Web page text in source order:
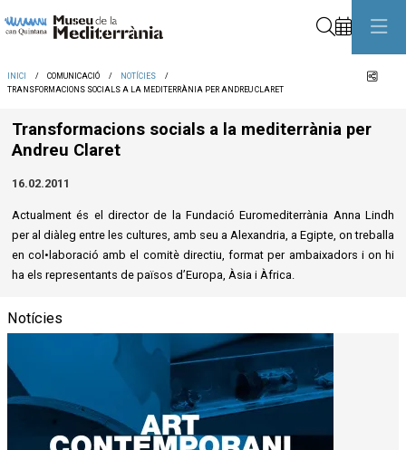
INICI COMUNICACIÓ
NOTÍCIES
TRANSFORMACIONS SOCIALS A LA MEDITERRÀNIA PER ANDREU CLARET
Transformacions socials a la mediterrània per
Andreu Claret
16.02.2011
Actualment és el director de la Fundació Euromediterrània Anna Lindh
per al diàleg entre les cultures, amb seu a Alexandria, a Egipte, on treballa
en col•laboració amb el comitè directiu, format per ambaixadors i on hi
ha els representants de països d’Europa, Àsia i Àfrica.
Notícies